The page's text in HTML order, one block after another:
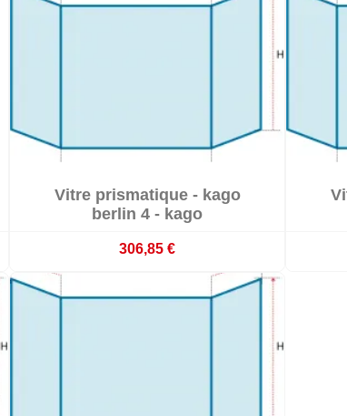
En stock
Vitre prismatique - kago
berlin 4 - kago
306,85 €